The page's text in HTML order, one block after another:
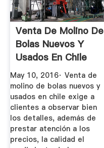
Venta De Molino De
Bolas Nuevos Y
Usados En Chile
YouTube
May 10, 2016· Venta de
molino de bolas nuevos y
usados en chile exige a
clientes a observar bien
los detalles, además de
prestar atención a los
precios, la calidad el